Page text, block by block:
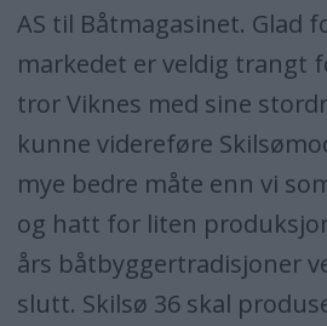
AS til Båtmagasinet. Glad
markedet er veldig trangt
tror Viknes med sine
kunne videreføre
mye bedre måte enn vi
og hatt for liten
års båtbyggertradisjoner
slutt. Skilsø 36 skal